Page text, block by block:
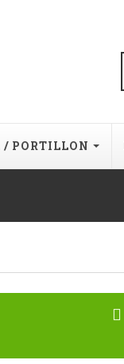
/ PORTILLON